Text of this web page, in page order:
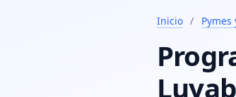
Inicio / Pymes